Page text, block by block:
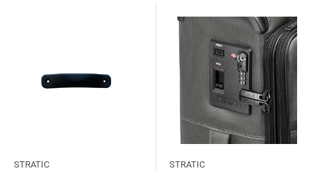
STRATIC STRATIC